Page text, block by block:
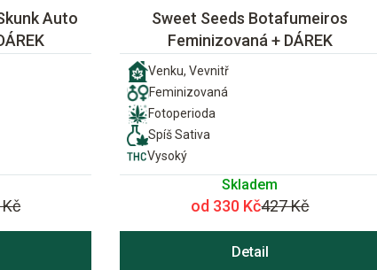
Auto
Sweet Seeds Botafumeiros
Feminizovaná + DÁREK
Venku, Vevnitř
Feminizovaná
Fotoperioda
Spíš Sativa
Vysoký
Skladem
od 330 Kč427 Kč
Detail